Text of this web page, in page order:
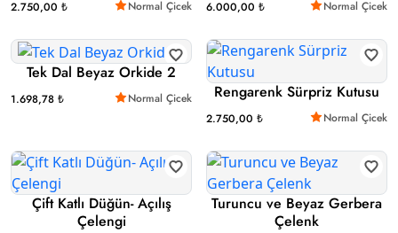
2.750,00 ₺ Normal Çicek 6.000,00 ₺ Normal Çicek
Tek Dal Beyaz Orkide 2
1.698,78 ₺ Normal Çicek Rengarenk Sürpriz Kutusu
2.750,00 ₺ Normal Çicek
Çift Katlı Düğün- Açılış
Çelengi
Turuncu ve Beyaz Gerbera
Çelenk